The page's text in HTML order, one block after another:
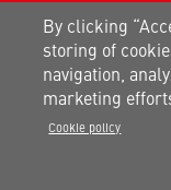
Dołącz do nas na:
Informacja o
By clicking
storing of
navigation,
marketing
Cookie policy